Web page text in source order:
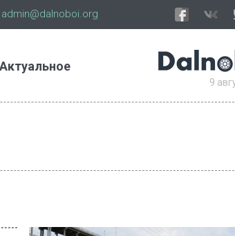
admin@dalnoboi.org
Актуальное
9